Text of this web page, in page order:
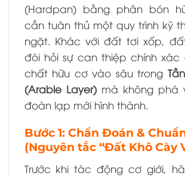
(Hardpan) bằng phân bón
cần tuân thủ một quy trình kỹ
ngặt. Khác với đất tơi xốp,
đòi hỏi sự can thiệp chính
chất hữu cơ vào sâu trong
(Arable Layer)mà không phá
đoàn lạp mới hình thành.
Bước 1: Chẩn Đoán &
(Nguyên tắc “Đất Khô Cày
Trước khi tác động cơ giới,